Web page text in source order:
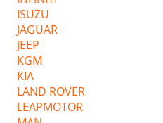
ISUZU
JAGUAR
JEEP
KGM
KIA
LAND ROVER
LEAPMOTOR